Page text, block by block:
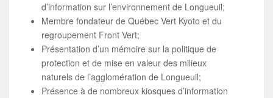
d’information sur l’environnement de Longueuil;
Membre fondateur de Québec Vert Kyoto et du
regroupement Front Vert;
Présentation d’un mémoire sur la politique de
protection et de mise en valeur des milieux
naturels de l’agglomération de Longueuil;
Présence à de nombreux kiosques d’information